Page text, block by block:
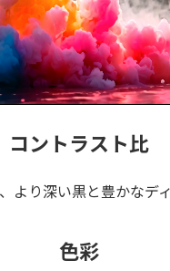
コントラスト比
より深い黒と豊かなデ
色彩